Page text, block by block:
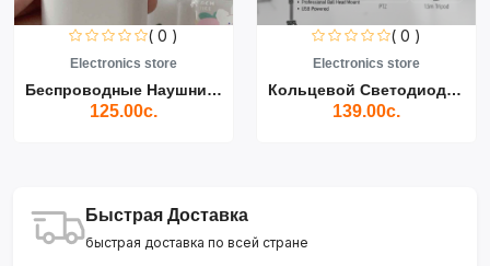
( 0 )
Electronics store
Беспроводные Наушники Air...
125.00с.
( 0 )
Electronics store
Кольцевой Светодиодный Св...
139.00с.
Быстрая Доставка
быстрая доставка по всей стране